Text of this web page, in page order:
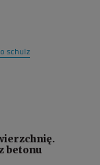
schulz
betonu